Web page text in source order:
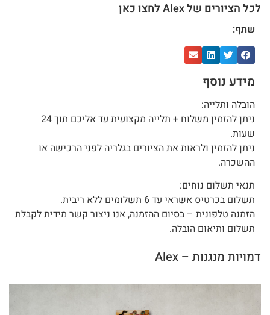
לכל הציורים של Alex לחצו כאן
שתף:
מידע נוסף
הובלה ותלייה:
ניתן להזמין משלוח + תלייה מקצועית עד אליכם תוך 24
שעות.
ניתן להזמין ולראות את הציורים בגלריה לפני הרכישה או
ההשכרה.
תנאי תשלום נוחים:
תשלום בכרטיס אשראי עד 6 תשלומים ללא ריבית.
הזמנה טלפונית – בסיום ההזמנה, אנו ניצור קשר מידית לקבלת
תשלום ותיאום הובלה.
דמויות מנגנות – Alex